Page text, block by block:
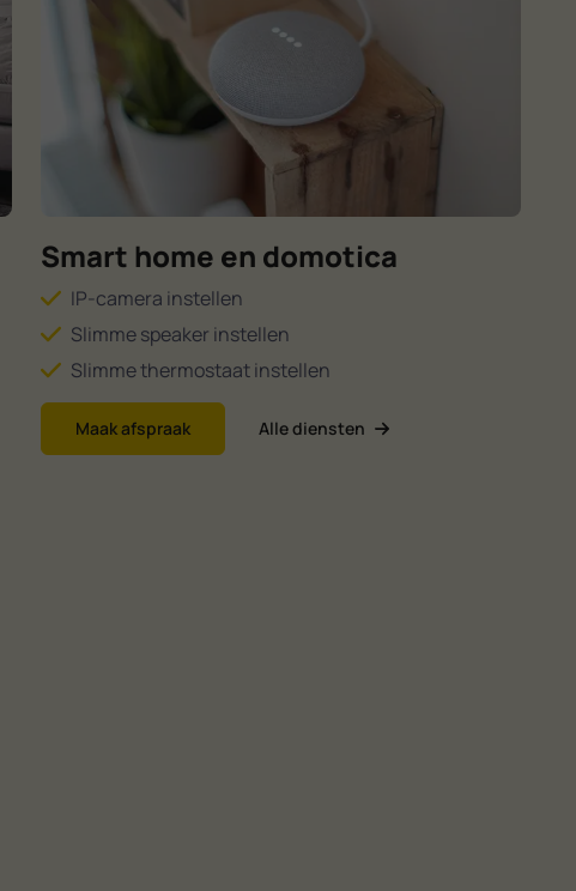
Smart home en domotica
IP-camera instellen
Slimme speaker instellen
Slimme thermostaat instellen
Maak afspraak Alle diensten